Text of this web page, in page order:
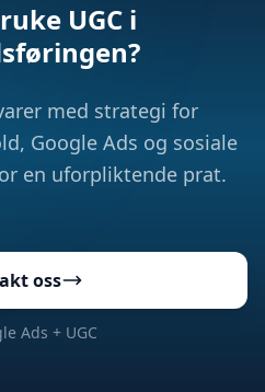
UGC i
med strategi for
Google Ads og sosiale
en uforpliktende prat.
oss
Ads + UGC